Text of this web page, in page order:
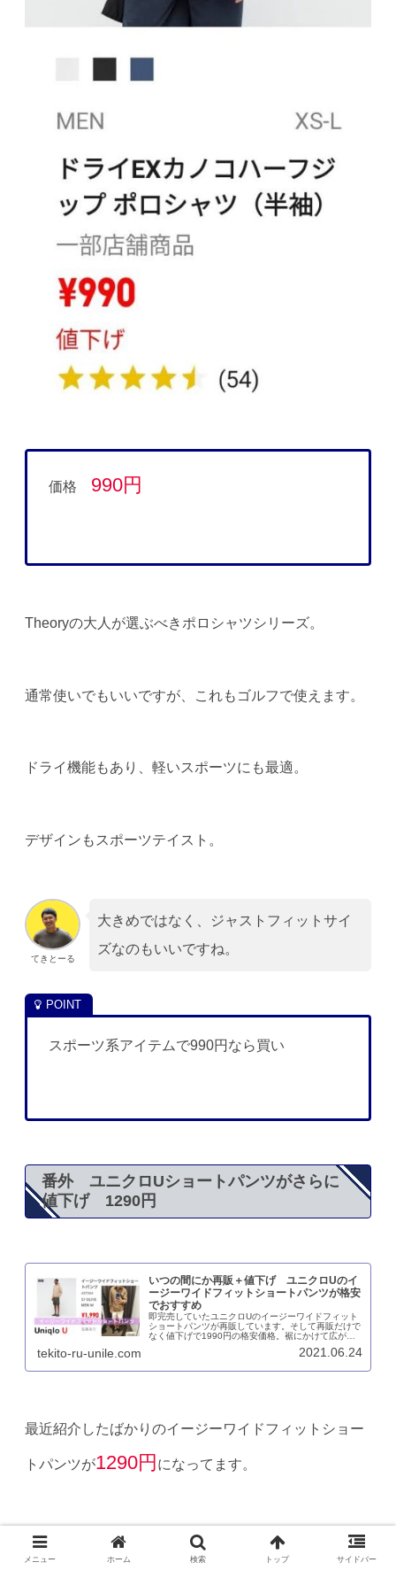
価格 990円
Theoryの大人が選ぶべきポロシャツシリーズ。
通常使いでもいいですが、これもゴルフで使えます。
ドライ機能もあり、軽いスポーツにも最適。
デザインもスポーツテイスト。
てきとーる
大きめではなく、ジャストフィットサイ
ズなのもいいですね。
スポーツ系アイテムで990円なら買い
番外 ユニクロUショートパンツがさらに
値下げ 1290円
いつの間にか再販＋値下げ ユニクロUのイ
ージーワイドフィットショートパンツが格安
でおすすめ
即完売していたユニクロUのイージーワイドフィット
ショートパンツが再販しています。そして再販だけで
なく値下げで1990円の格安価格。裾にかけて広がる
意。サイズ感を写真と共に紹介しています。
tekito-ru-unile.com 2021.06.24
最近紹介したばかりのイージーワイドフィットショー
トパンツが1290円 になってます。
これは確実に買いですね。
メニュー ホーム 検索 トップ サイドバー